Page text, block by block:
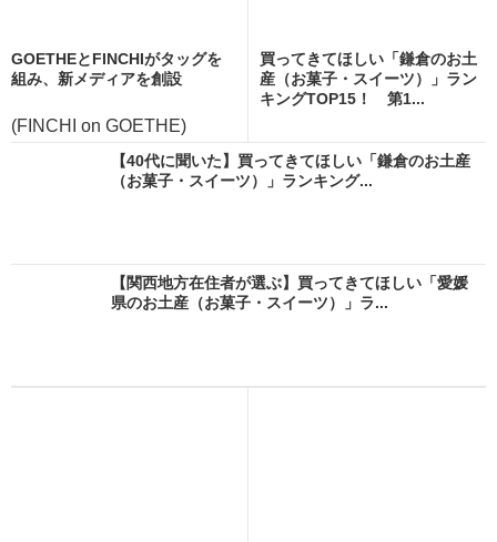
GOETHEとFINCHIがタッグを
組み、新メディアを創設
(FINCHI on GOETHE)
買ってきてほしい「鎌倉のお土
産（お菓子・スイーツ）」ラン
キングTOP15！ 第1...
【40代に聞いた】買ってきてほしい「鎌倉のお土産
（お菓子・スイーツ）」ランキング...
【関西地方在住者が選ぶ】買ってきてほしい「愛媛
県のお土産（お菓子・スイーツ）」ラ...